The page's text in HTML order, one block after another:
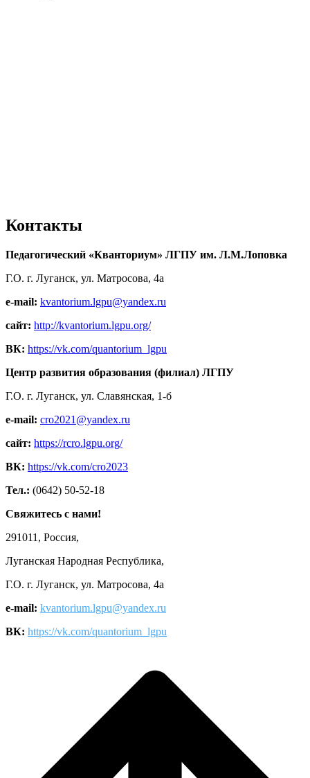
Контакты
Педагогический «Кванториум» ЛГПУ им. Л.М.Лоповка
Г.О. г. Луганск, ул. Матросова, 4а
e-mail: kvantorium.lgpu@yandex.ru
сайт: http://kvantorium.lgpu.org/
ВК: https://vk.com/quantorium_lgpu
Центр развития образования (филиал) ЛГПУ
Г.О. г. Луганск, ул. Славянская, 1-б
e-mail: cro2021@yandex.ru
сайт: https://rcro.lgpu.org/
ВК: https://vk.com/cro2023
Тел.: (0642) 50-52-18
Свяжитесь с нами!
291011, Россия,
Луганская Народная Республика,
Г.О. г. Луганск, ул. Матросова, 4а
e-mail: kvantorium.lgpu@yandex.ru
ВК: https://vk.com/quantorium_lgpu